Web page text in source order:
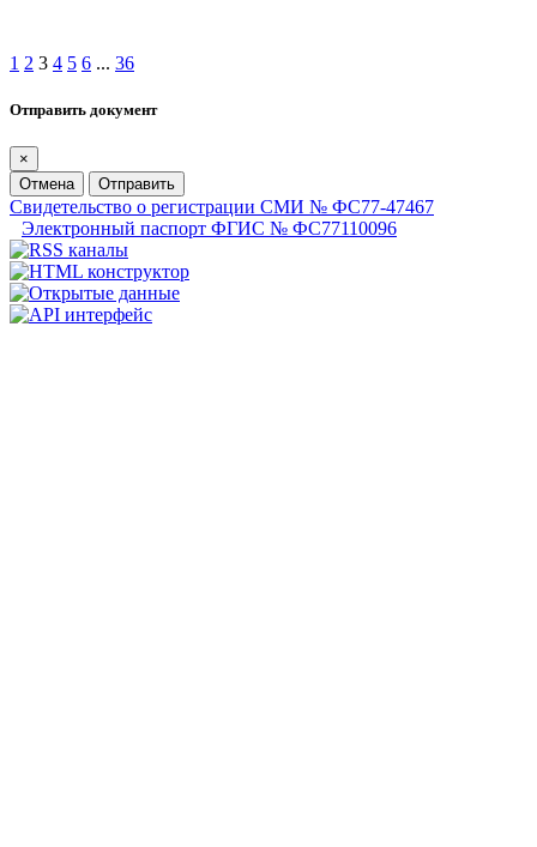
1 2 3 4 5 6 ... 36
Отправить документ
×
Отмена
Отправить
Свидетельство о регистрации СМИ № ФС77-47467
Электронный паспорт ФГИС № ФС77110096